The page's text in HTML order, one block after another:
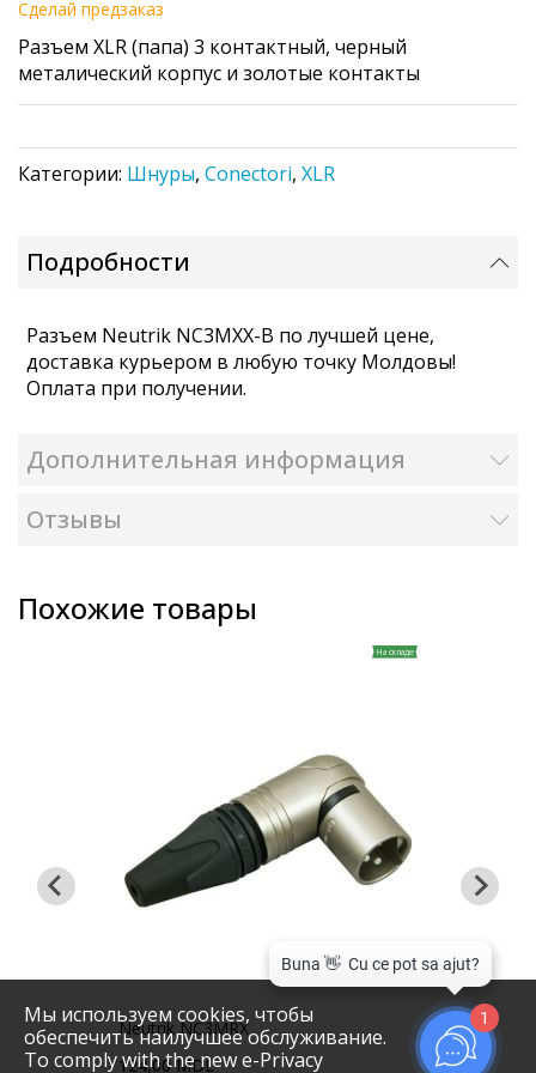
Мы используем cookies, чтобы
обеспечить наилучшее обслуживание.
To comply with the new e-Privacy
of
the
images
gallery
Cделай предзаказ
Разъем XLR (папа) 3 контактный, черный
металический корпус и золотые контакты
Категории: Шнуры, Conectori, XLR
Подробности
Разъем Neutrik NC3MXX-B по лучшей цене,
доставка курьером в любую точку Молдовы!
Оплата при получении.
Дополнительная информация
Отзывы
Похожие товары
На складе
Neutrik NC3MRX
124,00 MDL
1